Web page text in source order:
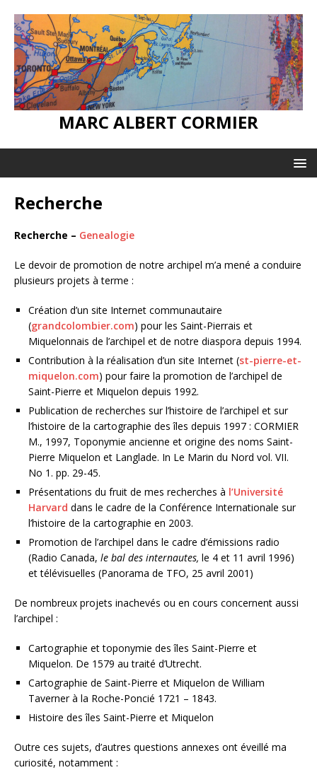
MARC ALBERT CORMIER
Recherche
Recherche – Genealogie
Le devoir de promotion de notre archipel m’a mené a conduire
plusieurs projets à terme :
Création d’un site Internet communautaire
(grandcolombier.com) pour les Saint-Pierrais et
Miquelonnais de l’archipel et de notre diaspora depuis 1994.
Contribution à la réalisation d’un site Internet (st-pierre-et-
miquelon.com) pour faire la promotion de l’archipel de
Saint-Pierre et Miquelon depuis 1992.
Publication de recherches sur l’histoire de l’archipel et sur
l’histoire de la cartographie des îles depuis 1997 : CORMIER
M., 1997, Toponymie ancienne et origine des noms Saint-
Pierre Miquelon et Langlade. In Le Marin du Nord vol. VII.
No 1. pp. 29-45.
Présentations du fruit de mes recherches à l’Université
Harvard dans le cadre de la Conférence Internationale sur
l’histoire de la cartographie en 2003.
Promotion de l’archipel dans le cadre d’émissions radio
(Radio Canada, le bal des internautes, le 4 et 11 avril 1996)
et télévisuelles (Panorama de TFO, 25 avril 2001)
De nombreux projets inachevés ou en cours concernent aussi
l’archipel :
Cartographie et toponymie des îles Saint-Pierre et
Miquelon. De 1579 au traité d’Utrecht.
Cartographie de Saint-Pierre et Miquelon de William
Taverner à la Roche-Poncié 1721 – 1843.
Histoire des îles Saint-Pierre et Miquelon
Outre ces sujets, d’autres questions annexes ont éveillé ma
curiosité, notamment :